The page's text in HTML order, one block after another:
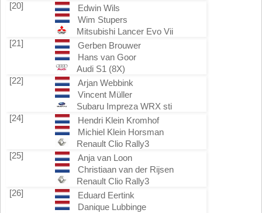
[20]
Edwin Wils
Wim Stupers
Mitsubishi Lancer Evo Vii
[21]
Gerben Brouwer
Hans van Goor
Audi S1 (8X)
[22]
Arjan Webbink
Vincent Müller
Subaru Impreza WRX sti
[24]
Hendri Klein Kromhof
Michiel Klein Horsman
Renault Clio Rally3
[25]
Anja van Loon
Christiaan van der Rijsen
Renault Clio Rally3
[26]
Eduard Eertink
Danique Lubbinge